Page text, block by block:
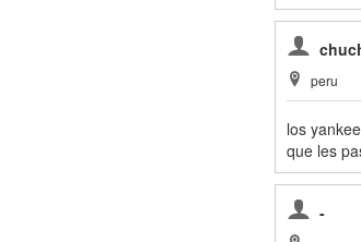
peru
los
que les
-